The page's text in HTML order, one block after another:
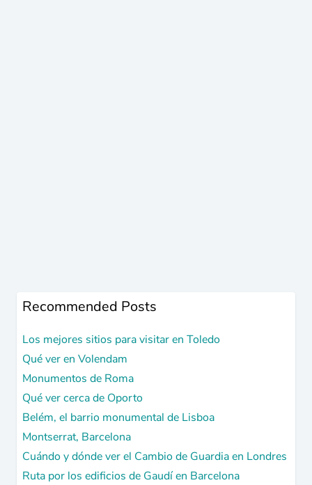
Recommended Posts
Los mejores sitios para visitar en Toledo
Qué ver en Volendam
Monumentos de Roma
Qué ver cerca de Oporto
Belém, el barrio monumental de Lisboa
Montserrat, Barcelona
Cuándo y dónde ver el Cambio de Guardia en Londres
Ruta por los edificios de Gaudí en Barcelona